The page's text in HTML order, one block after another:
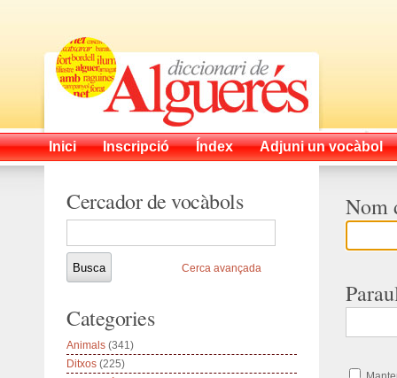
Inici Inscripció Índex Adjuni un vocàbol
Nom
Cercador de vocàbols
Cerca avançada
Categories
Animals (341)
Ditxos (225)